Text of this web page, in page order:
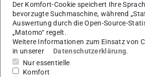
D. Lernergebnisse
E. Stufendidaktik im
Innovationsrecht
Der Komfort-Cookie speichert Ihre
bevorzugte Suchmaschine, während
Auswertung durch die Open-Source-
„Matomo“ regelt.
Weitere Informationen zum Einsatz von
in unserer
Datenschutzerklärung.
Nur essentielle
Komfort